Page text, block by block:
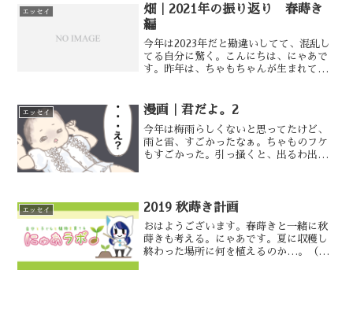
と同じような感じかな（2・3日ほっとい
ても案外平気）酵母は、...
エッセイ
畑｜2021年の振り返り 春蒔き
編
今年は2023年だと勘違いしてて、混乱し
てる自分に驚く。こんにちは、にゃあで
す。昨年は、ちゃもちゃんが生まれて、
ったけど、2年目なので種まきもしたんだ
エッセイ 漫画｜君だよ。2
今年は梅雨らしくないと思ってたけど、
雨と雷、すごかったなぁ。ちゃものフケ
もすごかった。引っ掻くと、出るわ出る
ぼちぼちね。平...
エッセイ 2019 秋蒔き計画
おはようございます。春蒔きと一緒に秋
蒔きも考える。にゃあです。夏に収穫し
終わった場所に何を植えるのか…。（平